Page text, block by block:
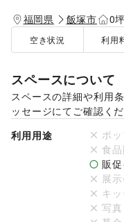
福岡県 飯塚市 0
空き状況 利用
スペースについて
スペースの詳細や利用
ッセージにてご確認くだ
利用用途
ポ
食
販
展
キ
写